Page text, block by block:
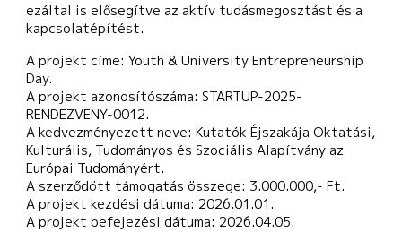
ezáltal is elősegítve az aktív tudásmegosztást és a
kapcsolatépítést.
A projekt címe: Youth & University Entrepreneurship
Day.
A projekt azonosítószáma: STARTUP-2025-
RENDEZVENY-0012.
A kedvezményezett neve: Kutatók Éjszakája Oktatási,
Kulturális, Tudományos és Szociális Alapítvány az
Európai Tudományért.
A szerződött támogatás összege: 3.000.000,- Ft.
A projekt kezdési dátuma: 2026.01.01.
A projekt befejezési dátuma: 2026.04.05.